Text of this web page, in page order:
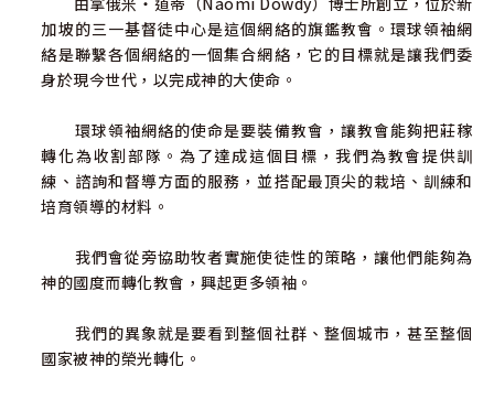
加坡的三一基督徒中心是這個網絡的旗鑑教會。環球領袖網
絡是聯繫各個網絡的一個集合網絡，它的目標就是讓我們委
身於現今世代，以完成神的大使命。
環球領袖網絡的使命是要裝備教會，讓教會能夠把莊稼
轉化為收割部隊。為了達成這個目標，我們為教會提供訓
練、諮詢和督導方面的服務，並搭配最頂尖的栽培、訓練和
培育領導的材料。
我們會從旁協助牧者實施使徒性的策略，讓他們能夠為
神的國度而轉化教會，興起更多領袖。
我們的異象就是要看到整個社群、整個城市，甚至整個
國家被神的榮光轉化。